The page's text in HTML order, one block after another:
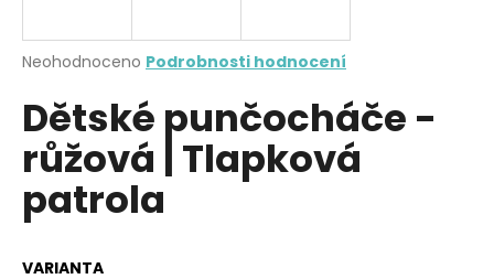
Průměrné
produktu
je
5
hvězdiček.
Neohodnoceno Podrobnosti hodnocení
Dětské punčocháče -
růžová | Tlapková
patrola
VARIANTA
j
t
?